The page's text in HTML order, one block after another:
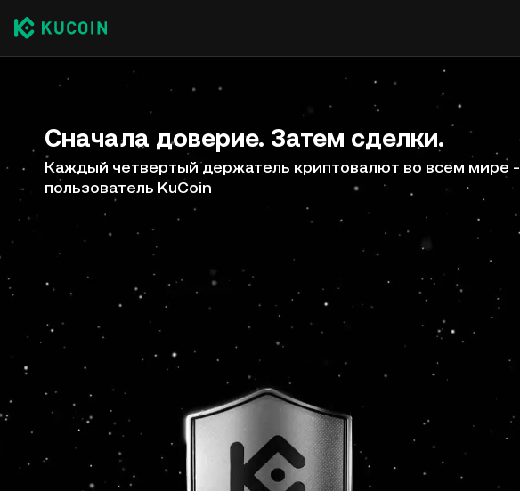
Сначала доверие. Затем сделки.
Каждый четвертый держатель криптовалют во всем мире -
пользователь KuCoin